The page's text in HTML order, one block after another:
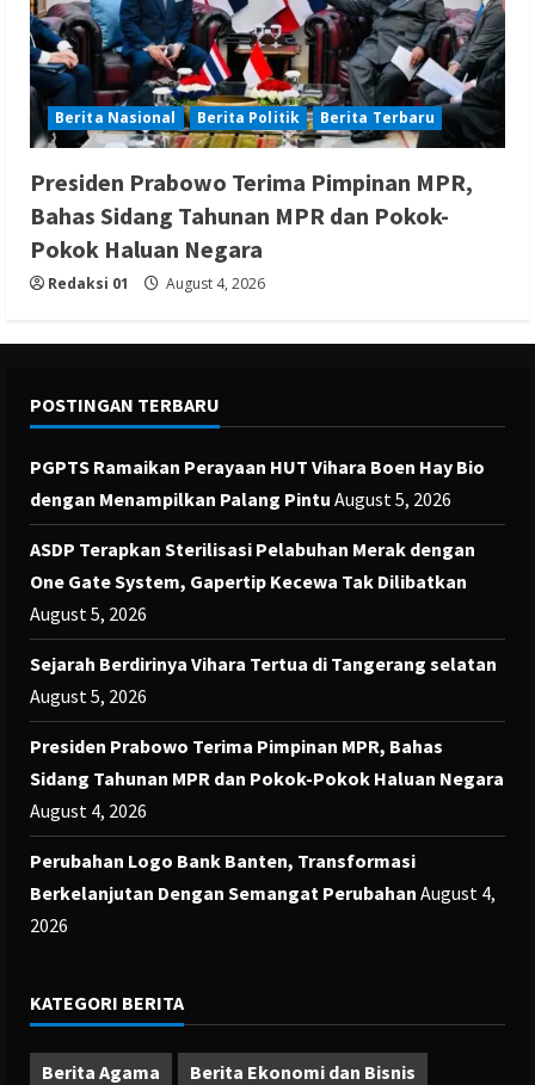
Berita Nasional Berita Politik Berita Terbaru
Presiden Prabowo Terima Pimpinan MPR,
Bahas Sidang Tahunan MPR dan Pokok-
Pokok Haluan Negara
Redaksi 01 August 4, 2026
POSTINGAN TERBARU
PGPTS Ramaikan Perayaan HUT Vihara Boen Hay Bio
dengan Menampilkan Palang Pintu August 5, 2026
ASDP Terapkan Sterilisasi Pelabuhan Merak dengan
One Gate System, Gapertip Kecewa Tak Dilibatkan
August 5, 2026
Sejarah Berdirinya Vihara Tertua di Tangerang selatan
August 5, 2026
Presiden Prabowo Terima Pimpinan MPR, Bahas
Sidang Tahunan MPR dan Pokok-Pokok Haluan Negara
August 4, 2026
Perubahan Logo Bank Banten, Transformasi
Berkelanjutan Dengan Semangat Perubahan August 4,
2026
KATEGORI BERITA
Berita Agama
Berita Ekonomi dan Bisnis